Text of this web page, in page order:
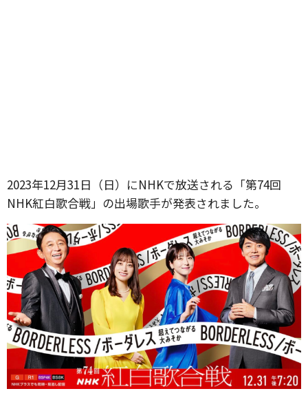
2023年12月31日（日）にNHKで放送される「第74回
NHK紅白歌合戦」の出場歌手が発表されました。